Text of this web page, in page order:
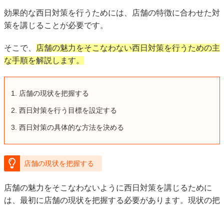
効果的な西日対策を行うためには、店舗の特徴に合わせた対
策を講じることが必要です。
そこで、
店舗の魅力をそこなわない西日対策を行うための主
な手順を解説します。
店舗の現状を把握する
西日対策を行う目標を設定する
西日対策の具体的な方法を決める
店舗の現状を把握する
店舗の魅力をそこなわないように西日対策を講じるために
は、最初に店舗の現状を把握する必要があります。現状の把